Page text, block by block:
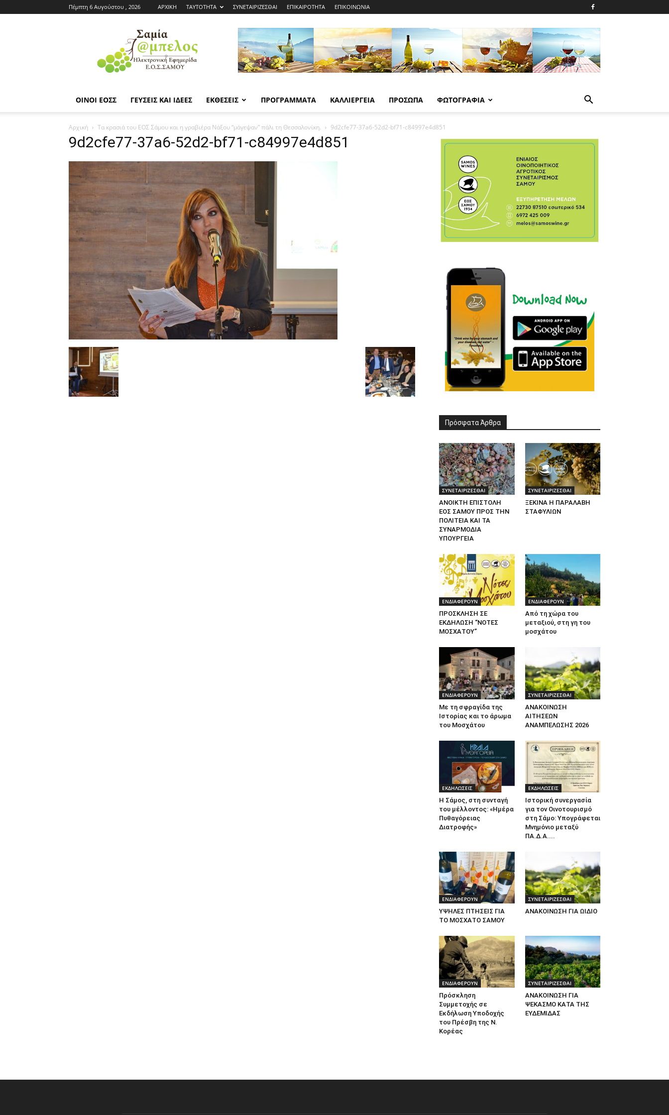
Πέμπτη 6 Αυγούστου , 2026 ΑΡΧΙΚΗ ΤΑΥΤΟΤΗΤΑ ΣΥΝΕΤΑΙΡΙΖΕΣΘΑΙ ΕΠΙΚΑΙΡΟΤΗΤΑ ΕΠΙΚΟΙΝΩΝΙΑ
Εφημερίδα
ΕΟΣΣ
|
Σαμία
ΟΙΝΟΙ ΕΟΣΣ ΓΕΥΣΕΙΣ ΚΑΙ ΙΔΕΕΣ ΕΚΘΕΣΕΙΣ ΠΡΟΓΡΑΜΜΑΤΑ ΚΑΛΛΙΕΡΓΕΙΑ ΠΡΟΣΩΠΑ ΦΩΤΟΓΡΑΦΙΑ
Αρχική Τα κρασιά του ΕΟΣ Σάμου και η γραβιέρα Νάξου “μάγεψαν” πάλι τη Θεσσαλονίκη. 9d2cfe77-37a6-52d2-bf71-c84997e4d851
9d2cfe77-37a6-52d2-bf71-c84997e4d851
Πρόσφατα Άρθρα
ΣΥΝΕΤΑΙΡΙΖΕΣΘΑΙ
ΑΝΟΙΚΤΗ ΕΠΙΣΤΟΛΗ
ΕΟΣ ΣΑΜΟΥ ΠΡΟΣ ΤΗΝ
ΠΟΛΙΤΕΙΑ ΚΑΙ ΤΑ
ΣΥΝΑΡΜΟΔΙΑ
ΥΠΟΥΡΓΕΙΑ
ΣΥΝΕΤΑΙΡΙΖΕΣΘΑΙ
ΞΕΚΙΝΑ Η ΠΑΡΑΛΑΒΗ
ΣΤΑΦΥΛΙΩΝ
ΕΝΔΙΑΦΕΡΟΥΝ
ΠΡΟΣΚΛΗΣΗ ΣΕ
ΕΚΔΗΛΩΣΗ “ΝΟΤΕΣ
ΜΟΣΧΑΤΟΥ”
ΕΝΔΙΑΦΕΡΟΥΝ
Από τη χώρα του
μεταξιού, στη γη του
μοσχάτου
ΕΝΔΙΑΦΕΡΟΥΝ
Με τη σφραγίδα της
Ιστορίας και το άρωμα
του Μοσχάτου
ΣΥΝΕΤΑΙΡΙΖΕΣΘΑΙ
ΑΝΑΚΟΙΝΩΣΗ
ΑΙΤΗΣΕΩΝ
ΑΝΑΜΠΕΛΩΣΗΣ 2026
ΕΚΔΗΛΩΣΕΙΣ
Η Σάμος, στη συνταγή
του μέλλοντος: «Ημέρα
Πυθαγόρειας
Διατροφής»
ΕΚΔΗΛΩΣΕΙΣ
Ιστορική συνεργασία
για τον Οινοτουρισμό
στη Σάμο: Υπογράφεται
Μνημόνιο μεταξύ
ΠΑ.Δ.Α....
ΕΝΔΙΑΦΕΡΟΥΝ
ΥΨΗΛΕΣ ΠΤΗΣΕΙΣ ΓΙΑ
ΤΟ ΜΟΣΧΑΤΟ ΣΑΜΟΥ
ΣΥΝΕΤΑΙΡΙΖΕΣΘΑΙ
ΑΝΑΚΟΙΝΩΣΗ ΓΙΑ ΩΙΔΙΟ
ΕΝΔΙΑΦΕΡΟΥΝ
Πρόσκληση
Συμμετοχής σε
Εκδήλωση Υποδοχής
του Πρέσβη της Ν.
Κορέας
ΣΥΝΕΤΑΙΡΙΖΕΣΘΑΙ
ΑΝΑΚΟΙΝΩΣΗ ΓΙΑ
ΨΕΚΑΣΜΟ ΚΑΤΑ ΤΗΣ
ΕΥΔΕΜΙΔΑΣ